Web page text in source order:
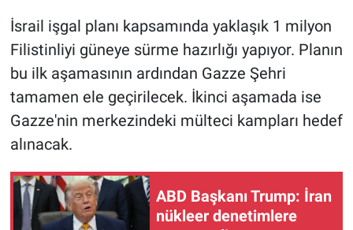
İsrail işgal planı kapsamında yaklaşık 1 milyon
Filistinliyi güneye sürme hazırlığı yapıyor. Planın
bu ilk aşamasının ardından Gazze Şehri
tamamen ele geçirilecek. İkinci aşamada ise
Gazze'nin merkezindeki mülteci kampları hedef
alınacak.
ABD Başkanı Trump: İran
nükleer denetimlere